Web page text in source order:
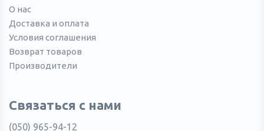
О нас
Доставка и оплата
Условия соглашения
Возврат товаров
Производители
Связаться с нами
(050) 965-94-12